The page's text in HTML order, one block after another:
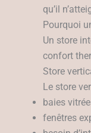
qu’il
Pourquoi
Un store
confort
Store
Le store
baies
fenêtres